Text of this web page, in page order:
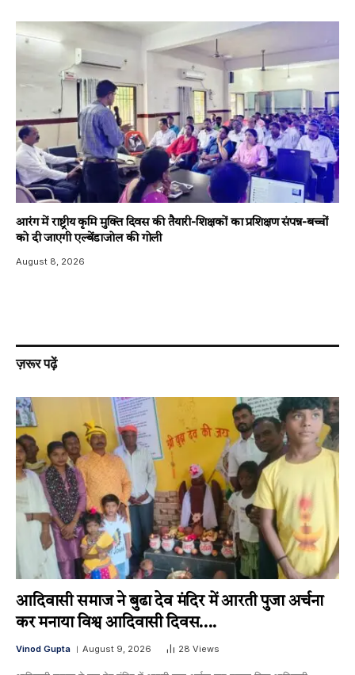
आरंग में राष्ट्रीय कृमि मुक्ति दिवस की तैयारी-शिक्षकों का प्रशिक्षण संपन्न-बच्चों
को दी जाएगी एल्बेंडाजोल की गोली
August 8, 2026
ज़रूर पढ़ें
आदिवासी समाज ने बुढा देव मंदिर में आरती पुजा अर्चना
कर मनाया विश्व आदिवासी दिवस….
Vinod Gupta August 9, 2026 28 Views